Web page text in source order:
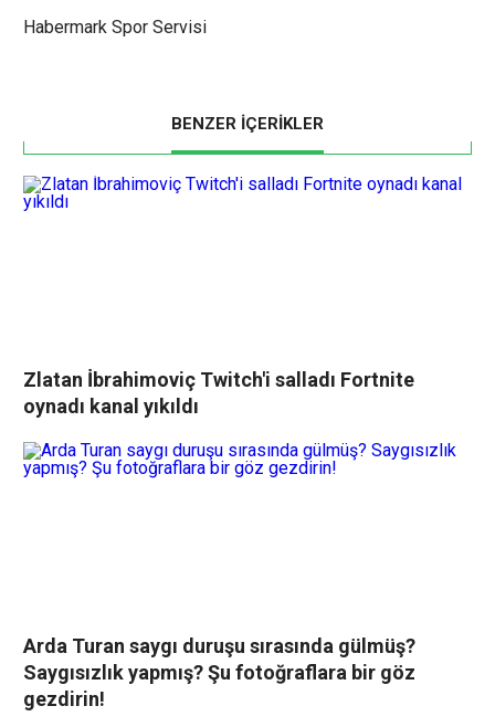
Habermark Spor Servisi
BENZER İÇERİKLER
Zlatan İbrahimoviç Twitch'i salladı Fortnite
oynadı kanal yıkıldı
Arda Turan saygı duruşu sırasında gülmüş?
Saygısızlık yapmış? Şu fotoğraflara bir göz
gezdirin!